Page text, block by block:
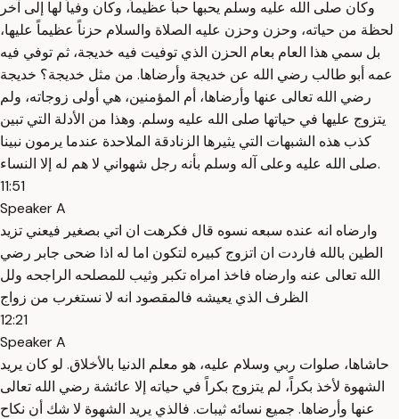
وكان صلى الله عليه وسلم يحبها حباً عظيماً، وكان وفياً لها إلى آخر
لحظة من حياته، وحزن وحزن عليه الصلاة والسلام حزناً عظيماً عليها،
بل سمي هذا العام بعام الحزن الذي توفيت فيه خديجة، ثم توفي فيه
عمه أبو طالب رضي الله عن خديجة وأرضاها. من مثل خديجة؟ خديجة
رضي الله تعالى عنها وأرضاها، أم المؤمنين، هي أولى زوجاته، ولم
يتزوج عليها في حياتها صلى الله عليه وسلم. وهذا من الأدلة التي تبين
كذب هذه الشبهات التي يثيرها الزنادقة الملاحدة عندما يرمون نبينا
صلى الله عليه وعلى آله وسلم بأنه رجل شهواني لا هم له إلا النساء.
11:51
Speaker A
وارضاه انه عنده سبعه نسوه قال فكرهت ان اتي بصغير فيعني تزيد
الطين بالله فاردت ان اتزوج كبيره لتكون اما له اذا ضحى جابر رضي
الله تعالى عنه وارضاه فاخذ امراه تكبر وثيب للمصلحه الراجحه ولل
الظرف الذي يعيشه فالمقصود انه لا نستغرب من زواج
12:21
Speaker A
حاشاها، صلوات ربي وسلام عليه، هو معلم الدنيا بالأخلاق. لو كان يريد
الشهوة لأخذ بكراً، لم يتزوج بكراً في حياته إلا عائشة رضي الله تعالى
عنها وأرضاها. جميع نسائه ثيبات. فالذي يريد الشهوة لا شك أن نكاح